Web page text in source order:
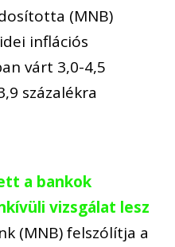
(MNB)
inflációs
várt 3,0-4,5
százalékra
a bankok
vizsgálat lesz
(MNB) felszólítja a